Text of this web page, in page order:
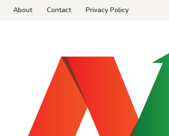
About Contact Privacy Policy